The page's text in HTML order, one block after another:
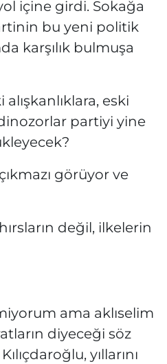
içine girdi. Sokağa
bu yeni politik
karşılık bulmuşa
eski
partiyi yine
görüyor ve
değil, ilkelerin
ama aklıselim
diyeceği söz
yıllarını